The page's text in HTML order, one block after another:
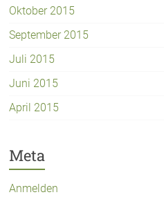
Oktober 2015
September 2015
Juli 2015
Juni 2015
April 2015
Meta
Anmelden